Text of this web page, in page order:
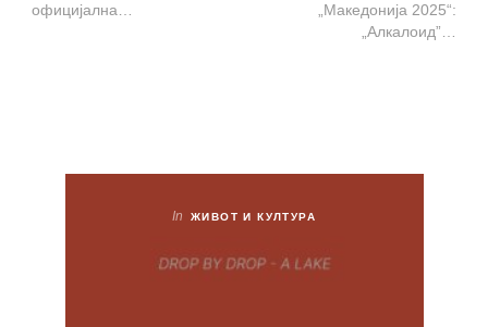
официјална…
„Македонија 2025“:
„Алкалоид”…
In ЖИВОТ И КУЛТУРА